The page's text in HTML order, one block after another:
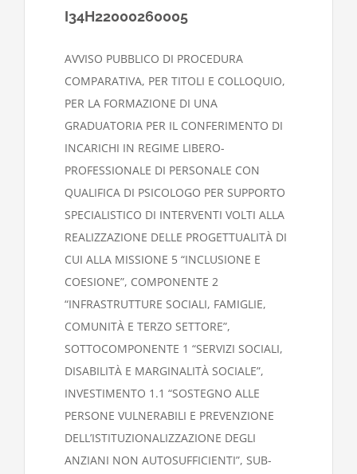
I34H22000260005
AVVISO PUBBLICO DI PROCEDURA
COMPARATIVA, PER TITOLI E COLLOQUIO,
PER LA FORMAZIONE DI UNA
GRADUATORIA PER IL CONFERIMENTO DI
INCARICHI IN REGIME LIBERO-
PROFESSIONALE DI PERSONALE CON
QUALIFICA DI PSICOLOGO PER SUPPORTO
SPECIALISTICO DI INTERVENTI VOLTI ALLA
REALIZZAZIONE DELLE PROGETTUALITÀ DI
CUI ALLA MISSIONE 5 “INCLUSIONE E
COESIONE”, COMPONENTE 2
“INFRASTRUTTURE SOCIALI, FAMIGLIE,
COMUNITÀ E TERZO SETTORE”,
SOTTOCOMPONENTE 1 “SERVIZI SOCIALI,
DISABILITÀ E MARGINALITÀ SOCIALE”,
INVESTIMENTO 1.1 “SOSTEGNO ALLE
PERSONE VULNERABILI E PREVENZIONE
DELL’ISTITUZIONALIZZAZIONE DEGLI
ANZIANI NON AUTOSUFFICIENTI”, SUB-